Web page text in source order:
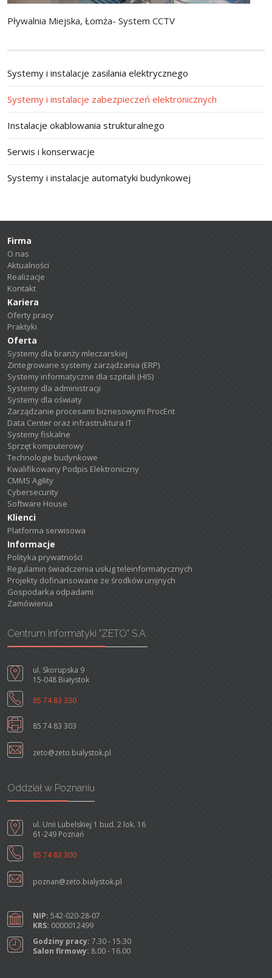
Pływalnia Miejska, Łomża- System CCTV
Systemy i instalacje zasilania elektrycznego
Systemy i instalacje zabezpieczeń elektronicznych
Instalacje okablowania strukturalnego
Serwis i konserwacje
Systemy i instalacje automatyki budynkowej
Firma
O nas
Aktualności
Realizacje
Kontakt
Kariera
Oferty pracy
Praktyki
Oferta
Systemy dla branży mleczarskiej
Zintegrowane systemy zarządzania (ERP)
Systemy informatyczne dla szpitali (HIS)
Systemy dla administracji
Systemy dla oświaty
Zarządzanie procesami biznesowymi ProcEnt
Data Center oraz infrastruktura IT
Systemy fiskalne
Sprzęt komputerowy
Technologie budynkowe
Kwalifikowany Podpis Elektroniczny
CMMS Agility
Cybersecurity
Software House
Klienci
Platforma serwisowa
Informacje
Polityka prywatności
Regulamin świadczenia usług teleinformatycznych
Projekty dofinansowane ze środków unijnych
Gospodarka odpadami
Zamówienia
Centrum Informatyki "ZETO" S.A.
ul. Skorupska 9
15-048 Białystok
85 74 83 330
85 74 83 303
zeto@zeto.bialystok.pl
Oddział w Poznaniu
ul. Unii Lubelskiej 1 bud. 2 lok. 16
61-249 Poznań
85 74 83 300
poznan@zeto.bialystok.pl
NIP: 542-020-28-07
KRS: 0000012499
Godziny pracy: 7.30 - 15.30
Salon firmowy: 8.00 - 16.00